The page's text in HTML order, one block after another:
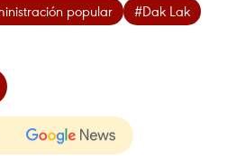
popular
#Dak Lak